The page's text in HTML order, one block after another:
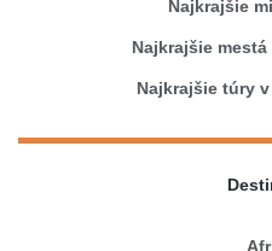
Najkrajšie
Najkrajšie
Najkrajšie túry